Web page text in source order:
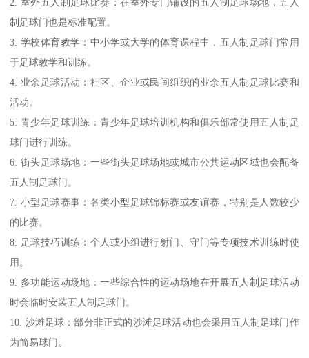
制足球门也是标准配置。
3. 学校体育教学：中小学或大学的体育课程中，五人制足球门常用
于足球教学和训练。
4. 业余足球活动：社区、企业或民间组织的业余五人制足球比赛和
活动。
5. 青少年足球训练：青少年足球培训机构和俱乐部常使用五人制足
球门进行训练。
6. 街头足球场地：一些街头足球场地或城市公共运动区域也会配备
五人制足球门。
7. 小型足球赛事：各类小型足球锦标赛或友谊赛，特别是人数较少
的比赛。
8. 足球技巧训练：个人或小组进行射门、守门等专项技术训练时使
用。
9. 多功能运动场地：一些综合性的运动场地在开展五人制足球活动
时会临时安装五人制足球门。
10. 沙滩足球：部分非正式的沙滩足球活动也会采用五人制足球门作
为简易球门。